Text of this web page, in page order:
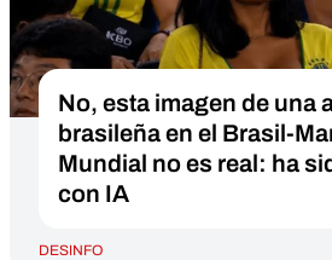
No, esta imagen de una
brasileña en el Brasil-
Mundial no es real: ha
con IA
DESINFO